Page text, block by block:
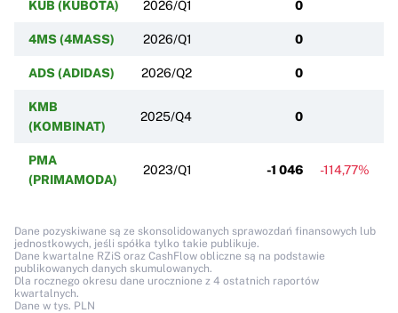
KUB (KUBOTA) 2026/Q1 0
4MS (4MASS) 2026/Q1 0
ADS (ADIDAS) 2026/Q2 0
KMB
(KOMBINAT)
2025/Q4 0
PMA
(PRIMAMODA)
2023/Q1 -1 046 -114,77%
Dane pozyskiwane są ze skonsolidowanych sprawozdań finansowych lub
jednostkowych, jeśli spółka tylko takie publikuje.
Dane kwartalne RZiS oraz CashFlow obliczne są na podstawie
publikowanych danych skumulowanych.
Dla rocznego okresu dane urocznione z 4 ostatnich raportów
kwartalnych.
Dane w tys. PLN